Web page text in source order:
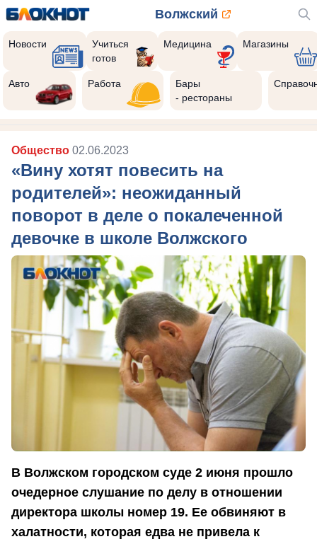
Волжский
Новости
Учиться
готов
Медицина Магазины
Авто Работа
Бары
- рестораны
Общество 02.06.2023
«Вину хотят повесить на
родителей»: неожиданный
поворот в деле о покалеченной
девочке в школе Волжского
В Волжском городском суде 2 июня прошло
очедерное слушание по делу в отношении
директора школы номер 19. Ее обвиняют в
халатности, которая едва не привела к